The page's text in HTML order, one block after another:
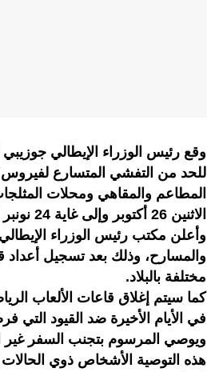
وقع رئيس الوزراء الإيطالي
للحد من التفشي المتسارع
المطاعم والمقاهي ومحلات
الاثنين 26 أكتوبر وإلى غاية 24 نونبر القادم.
وأعلن مكتب رئيس الوزراء
مختلفة بالبلاد.
كما سيتم إغلاق قاعات الألعاب
في الأيام الأخيرة ضد القيود التي
ويوصي المرسوم بتجنب السفر غير
هذه التوصية الأشخاص ذوي